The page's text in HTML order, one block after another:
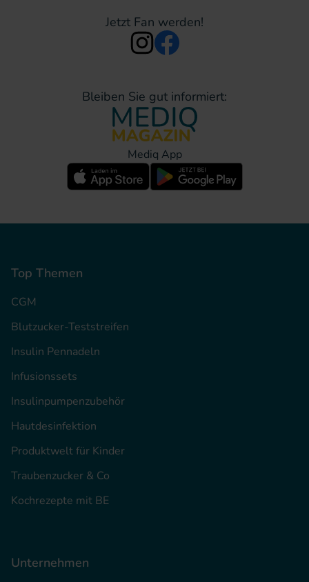
Jetzt Fan werden!
Bleiben Sie gut informiert:
Mediq App
Top Themen
CGM
Blutzucker-Teststreifen
Insulin Pennadeln
Infusionssets
Insulinpumpenzubehör
Hautdesinfektion
Produktwelt für Kinder
Traubenzucker & Co
Kochrezepte mit BE
Unternehmen